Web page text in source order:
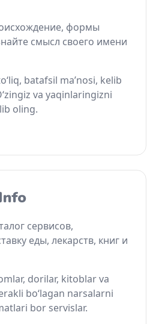
формы
смысл своего имени
batafsil ma’nosi, kelib
va yaqinlaringizni
oling.
сервисов,
еды, лекарств, книг и
dorilar, kitoblar va
bo‘lagan narsalarni
bor servislar.